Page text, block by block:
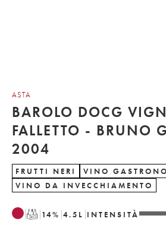
ASTA
BAROLO DOCG
FALLETTO - BRUNO
2004
FRUTTI NERI
VINO
VINO DA INVECCHIAMENTO
T 14% 4.5 L INTENSITÀ